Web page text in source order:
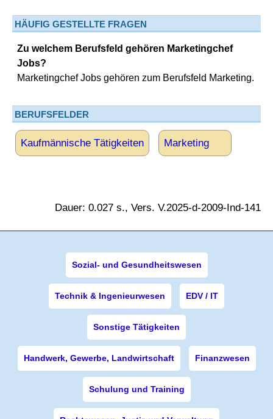
HÄUFIG GESTELLTE FRAGEN
Zu welchem Berufsfeld gehören Marketingchef
Jobs?
Marketingchef Jobs gehören zum Berufsfeld Marketing.
BERUFSFELDER
Kaufmännische Tätigkeiten Marketing
Dauer: 0.027 s., Vers. V.2025-d-2009-Ind-141
Sozial- und Gesundheitswesen
Technik & Ingenieurwesen EDV / IT
Sonstige Tätigkeiten
Handwerk, Gewerbe, Landwirtschaft Finanzwesen
Schulung und Training